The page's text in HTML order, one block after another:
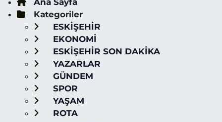
Ana Sayfa
Kategoriler
ESKİŞEHİR
EKONOMİ
ESKİŞEHİR SON DAKİKA
YAZARLAR
GÜNDEM
SPOR
YAŞAM
ROTA